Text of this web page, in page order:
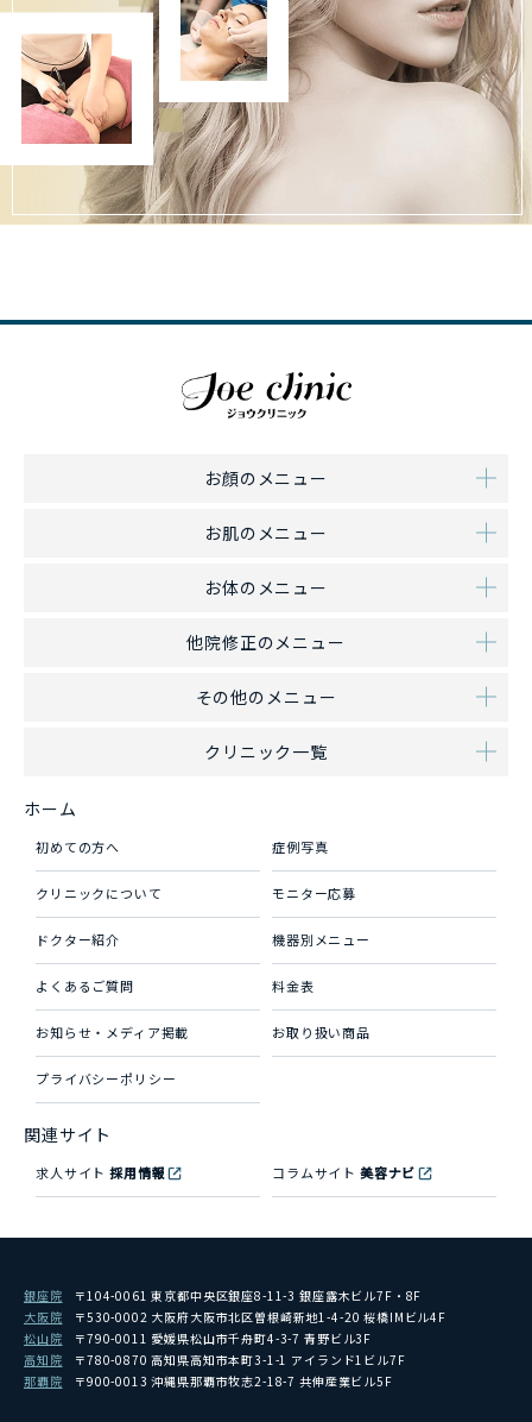
お顔のメニュー
お肌のメニュー
お体のメニュー
他院修正のメニュー
その他のメニュー
クリニック一覧
ホーム
初めての方へ 症例写真
クリニックについて モニター応募
ドクター紹介 機器別メニュー
よくあるご質問 料金表
お知らせ・メディア掲載 お取り扱い商品
プライバシーポリシー
関連サイト
求人サイト採用情報 コラムサイト 美容ナビ
銀座院
〒104-0061 東京都中央区銀座8-11-3 銀座露木ビル7F・8F
大阪院
〒530-0002 大阪府大阪市北区曽根崎新地1-4-20 桜橋IMビル4F
松山院
〒790-0011 愛媛県松山市千舟町4-3-7 青野ビル3F
高知院
〒780-0870 高知県高知市本町3-1-1 アイランド1ビル7F
那覇院
〒900-0013 沖縄県那覇市牧志2-18-7 共伸産業ビル5F